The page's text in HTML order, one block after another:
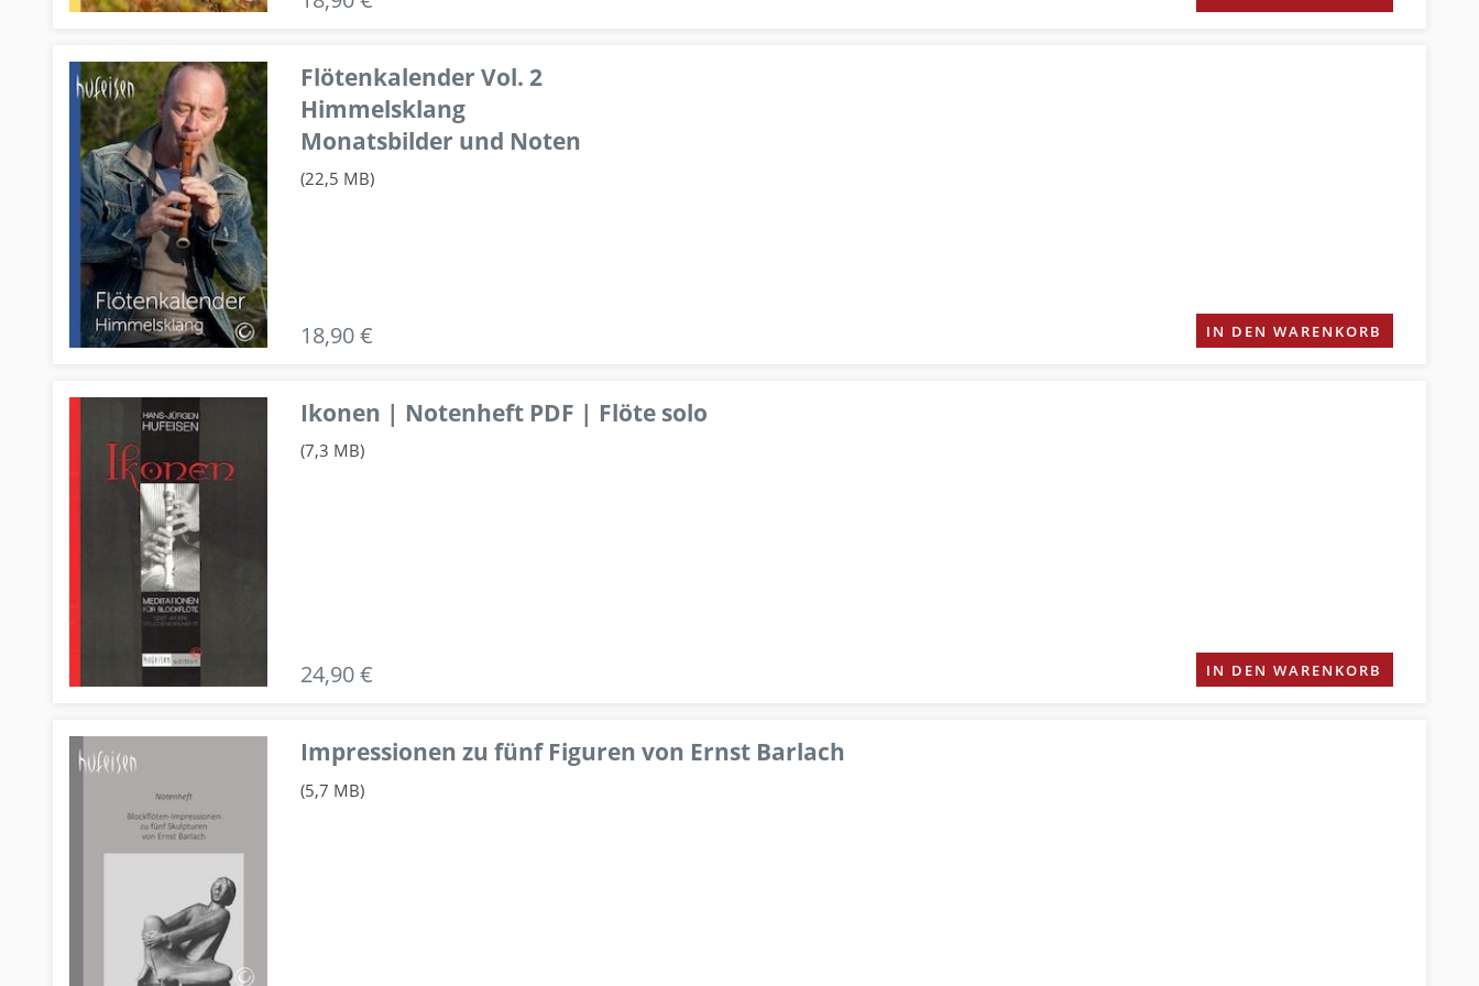
Flötenkalender Vol. 2
Himmelsklang
Monatsbilder und Noten
(22,5 MB)
18,90 € IN DEN WARENKORB
Ikonen | Notenheft PDF | Flöte solo
(7,3 MB)
24,90 € IN DEN WARENKORB
Impressionen zu fünf Figuren von Ernst Barlach
(5,7 MB)